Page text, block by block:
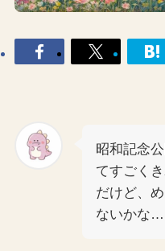
昭和記念
てすごく
だけど、
ないかな…